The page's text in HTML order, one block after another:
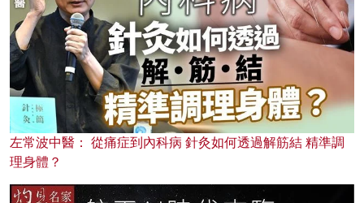
左常波中醫： 從痛症到內科病 針灸如何透過解筋結 精準調
理身體？